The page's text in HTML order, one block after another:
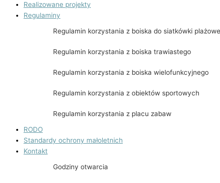
Realizowane projekty
Regulaminy
Regulamin korzystania z boiska do siatkówki
Regulamin korzystania z boiska trawiastego
Regulamin korzystania z boiska wielofunkcyjnego
Regulamin korzystania z obiektów sportowych
Regulamin korzystania z placu zabaw
RODO
Standardy ochrony małoletnich
Kontakt
Godziny otwarcia